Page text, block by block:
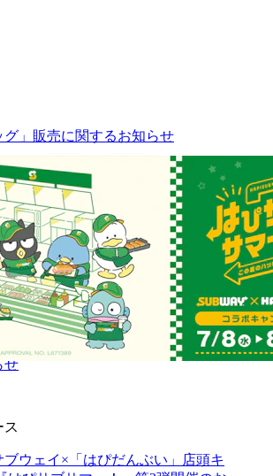
グ」販売に関するお知らせ
グ」沖縄県内3店舗での販売開始延
（※8月7日時点）
地震」の影響による一部店舗営業
せ
ス
ブウェイ×「はぴだんぶい」店頭キ